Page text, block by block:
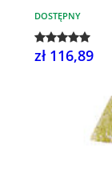
DOSTĘPNY
zł 116,89